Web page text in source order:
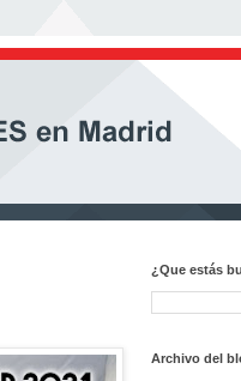
¿Que estás
Archivo del